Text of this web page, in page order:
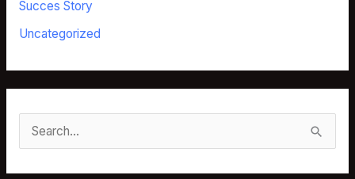
Succes Story
Uncategorized